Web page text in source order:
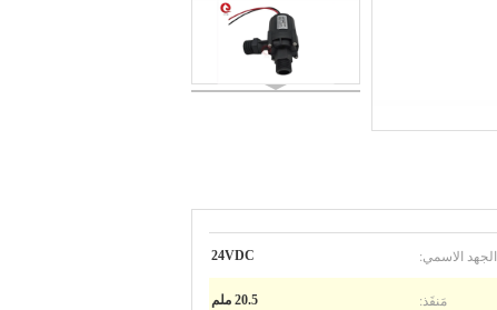
الجهد الاسمي: 24VDC
مَنفَذ: 20.5 ملم